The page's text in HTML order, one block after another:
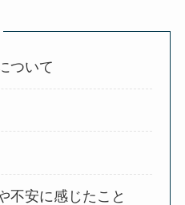
ついて
不安に感じたこと